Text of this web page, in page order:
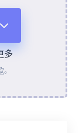
多
。